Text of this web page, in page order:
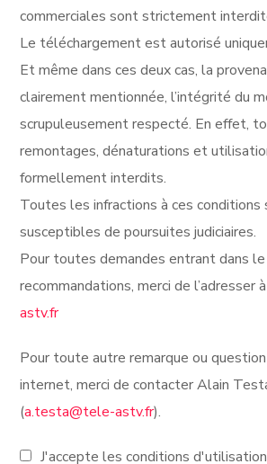
commerciales sont strictement
Le téléchargement est autorisé
Et même dans ces deux cas, la
clairement mentionnée, l’intégrité du
scrupuleusement respecté. En effet,
remontages, dénaturations et
formellement interdits.
Toutes les infractions à ces conditions
susceptibles de poursuites judiciaires.
Pour toutes demandes entrant dans le
recommandations, merci de l’adresser
astv.fr
Pour toute autre remarque ou
internet, merci de contacter Alain
(a.testa@tele-astv.fr).
J'accepte les conditions